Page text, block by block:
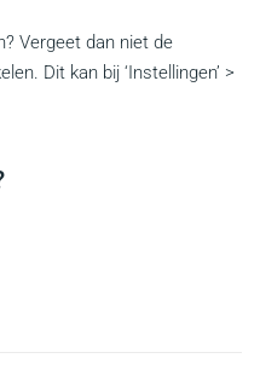
Vergeet dan niet de
Dit kan bij ‘Instellingen’ >